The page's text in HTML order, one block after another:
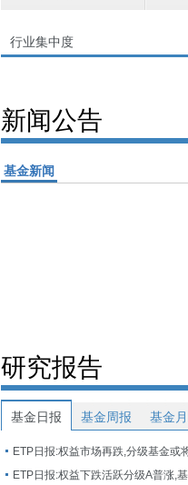
行业集中度
新闻公告
基金新闻
研究报告
基金日报 基金周报 基金
ETP日报:权益市场再跌,分级基金或